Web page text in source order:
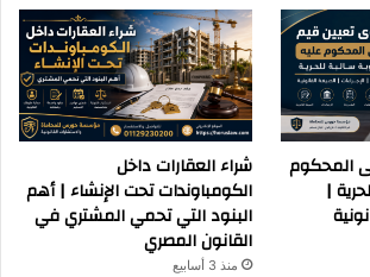
المحكوم
|
شراء العقارات داخل
الكومباوندات تحت الإنشاء | أهم
البنود التي تحمي المشتري في
القانون المصري
منذ 3 أسابيع